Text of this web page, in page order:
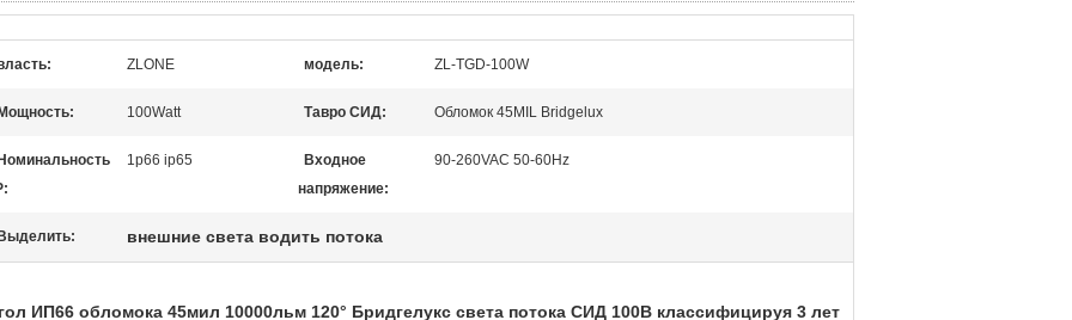
ZLONE модель: ZL-TGD-100W
100Watt Тавро СИД: Обломок 45MIL Bridgelux
1p66 ip65
Входное
напряжение:
90-260VAC 50-60Hz
внешние света водить потока
ИП66 обломока 45мил 10000льм 120° Бридгелукс света потока СИД 100В классифицируя 3 лет